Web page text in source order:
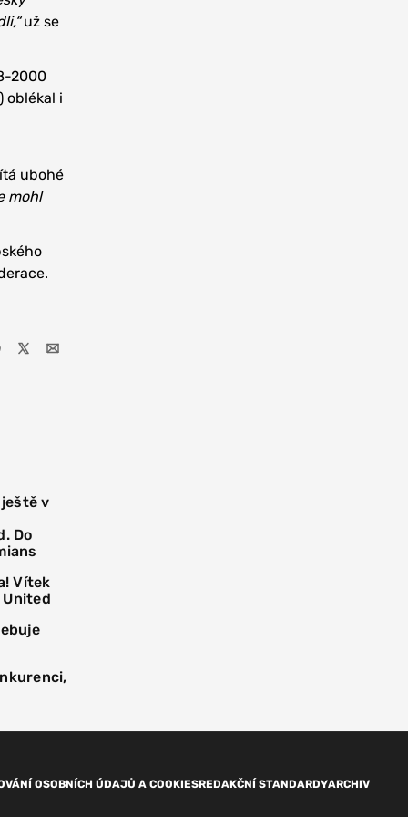
už se
2000
oblékal i
ubohé
mohl
v
Do
Vítek
OSOBNÍCH ÚDAJŮ A COOKIESREDAKČNÍ STANDARDYARCHIV